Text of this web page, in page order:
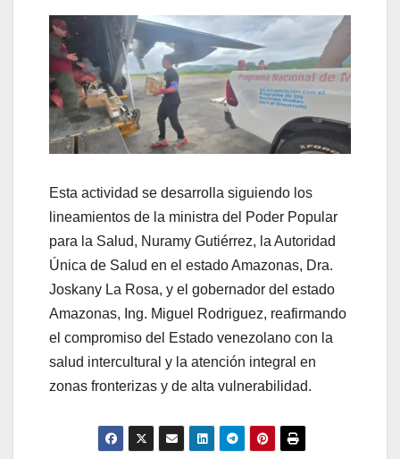
Esta actividad se desarrolla siguiendo los
lineamientos de la ministra del Poder Popular
para la Salud, Nuramy Gutiérrez, la Autoridad
Única de Salud en el estado Amazonas, Dra.
Joskany La Rosa, y el gobernador del estado
Amazonas, Ing. Miguel Rodriguez, reafirmando
el compromiso del Estado venezolano con la
salud intercultural y la atención integral en
zonas fronterizas y de alta vulnerabilidad.